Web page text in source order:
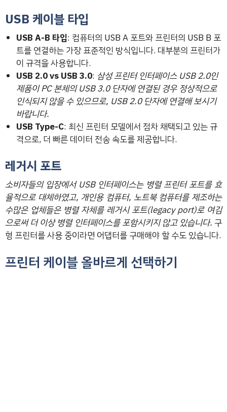
USB 케이블 타입
USB A-B 타입: 컴퓨터의 USB A 포트와 프린터의 USB B 포
트를 연결하는 가장 표준적인 방식입니다. 대부분의 프린터가
이 규격을 사용합니다.
USB 2.0 vs USB 3.0: 삼성 프린터 인터페이스 USB 2.0인
제품이 PC 본체의 USB 3.0 단자에 연결된 경우 정상적으로
인식되지 않을 수 있으므로, USB 2.0 단자에 연결해 보시기
바랍니다.
USB Type-C: 최신 프린터 모델에서 점차 채택되고 있는 규
격으로, 더 빠른 데이터 전송 속도를 제공합니다.
레거시 포트
소비자들의 입장에서 USB 인터페이스는 병렬 프린터 포트를 효
율적으로 대체하였고, 개인용 컴퓨터, 노트북 컴퓨터를 제조하는
수많은 업체들은 병렬 자체를 레거시 포트(legacy port)로 여김
으로써 더 이상 병렬 인터페이스를 포함시키지 않고 있습니다. 구
형 프린터를 사용 중이라면 어댑터를 구매해야 할 수도 있습니다.
프린터 케이블 올바르게 선택하기